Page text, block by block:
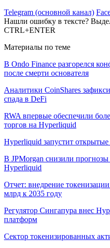
Telegram (основной канал)
Нашли ошибку в тексте?
CTRL+ENTER
Материалы по теме
В Ondo Finance разгорелся
после смерти основателя
Аналитики CoinShares
спада в DeFi
RWA впервые обеспечили
торгов на Hyperliquid
Hyperliquid запустит
В JPMorgan снизили прогнозы
Hyperliquid
Отчет: внедрение
млрд к 2035 году
Регулятор Сингапура внес
платформ
Сектор токенизированных